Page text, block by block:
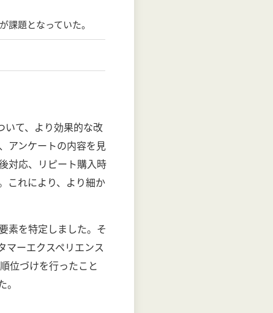
題となっていた。
いて、より効果的な改
アンケートの内容を見
対応、リピート購入時
これにより、より細か
素を特定しました。そ
マーエクスペリエンス
位づけを行ったこと